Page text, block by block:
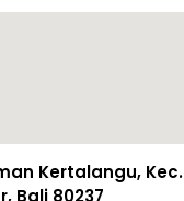
Kertalangu, Kec.
Bali 80237